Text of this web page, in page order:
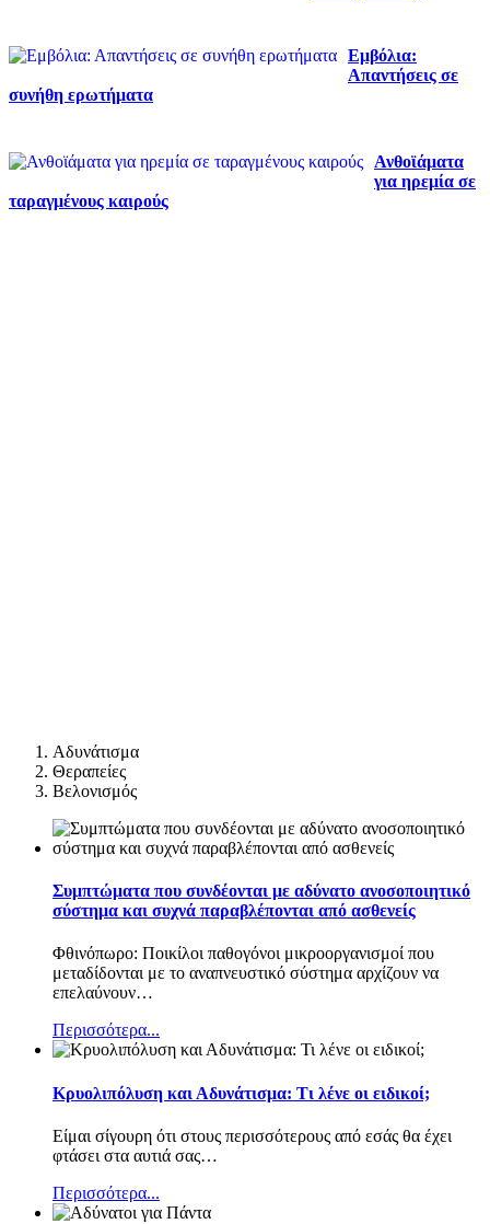
Εμβόλια:
Απαντήσεις σε
συνήθη ερωτήματα
Ανθοϊάματα
για ηρεμία σε
ταραγμένους καιρούς
Αδυνάτισμα
Θεραπείες
Βελονισμός
Συμπτώματα που συνδέονται με αδύνατο ανοσοποιητικό
σύστημα και συχνά παραβλέπονται από ασθενείς
Φθινόπωρο: Ποικίλοι παθογόνοι μικροοργανισμοί που
μεταδίδονται με το αναπνευστικό σύστημα αρχίζουν να
επελαύνουν…
Περισσότερα...
Κρυολιπόλυση και Αδυνάτισμα: Τι λένε οι ειδικοί;
Είμαι σίγουρη ότι στους περισσότερους από εσάς θα έχει
φτάσει στα αυτιά σας…
Περισσότερα...